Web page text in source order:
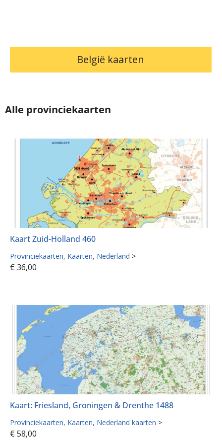
België kaarten
Alle provinciekaarten
Kaart Zuid-Holland 460
Provinciekaarten Kaarten Nederland >
€ 36,00
Kaart: Friesland, Groningen & Drenthe 1488
Provinciekaarten Kaarten Nederland kaarten >
€ 58,00